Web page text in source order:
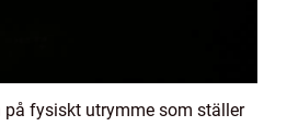
på fysiskt utrymme som ställer